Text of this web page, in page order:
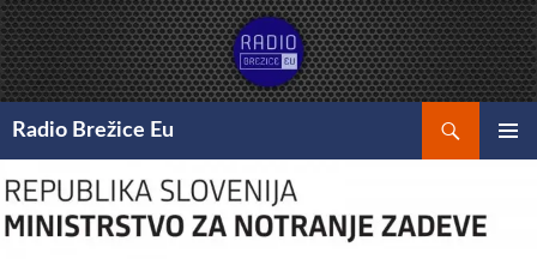
Preskoči
na
vsebino
Radio Brežice Eu